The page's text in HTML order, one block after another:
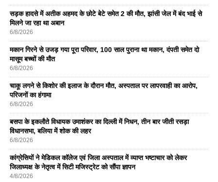
सड़क हादसे में अतीक अहमद के छोटे बेटे समेत 2 की मौत, झांसी जेल में बंद भाई से
मिलने जा रहा था अबान
6/8/2026
मकान गिरने से उजड़ गया पूरा परिवार, 100 साल पुराना था मकान, दंपती समेत दो
मासूम बच्चों की मौत
6/8/2026
चाकू लगने से किशोर की इलाज के दौरान मौत, अस्पताल पर लापरवाही का आरोप,
परिजनों का हंगामा
6/8/2026
बसपा के इकलाैते विधायक उमाशंकर का दिल्ली में निधन, तीन बार जीती रसड़ा
विधानसभा, बलिया में शोक की लहर
6/8/2026
कांग्रेसियों ने मेडिकल कॉलेज एवं जिला अस्पताल में व्याप्त भष्टाचार को लेकर
जिलाध्यक्ष के नेतृत्व में सिटी मजिस्ट्रेट को सौंपा ज्ञापन
4/8/2026